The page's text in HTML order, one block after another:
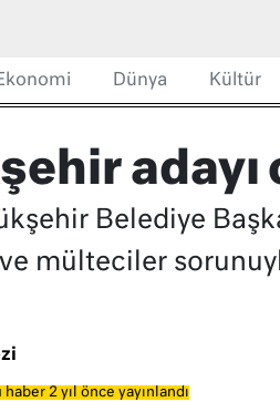
Dünya Kültür
Belediye
mülteciler
haber 2 yıl önce yayınlandı